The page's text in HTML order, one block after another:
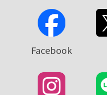
Facebook